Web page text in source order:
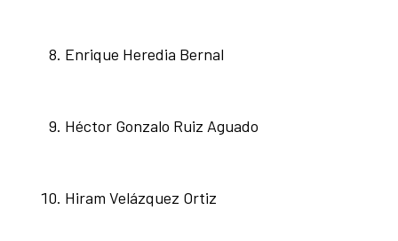
Enrique Heredia Bernal
Héctor Gonzalo Ruiz Aguado
Hiram Velázquez Ortiz